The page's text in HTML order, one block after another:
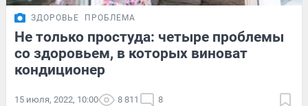
ЗДОРОВЬЕ ПРОБЛЕМА
Не только простуда: четыре проблемы
со здоровьем, в которых виноват
кондиционер
15 июля, 2022, 10:00 8 811 8